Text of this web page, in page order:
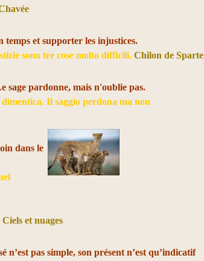
temps et supporter les injustices.
sono tre cose molto difficili.Chilon de Sparte
sage pardonne, mais n'oublie pas.
Il saggio perdona ma non
dans le
Ciels et nuages
pas simple, son présent n’est qu’indicatif